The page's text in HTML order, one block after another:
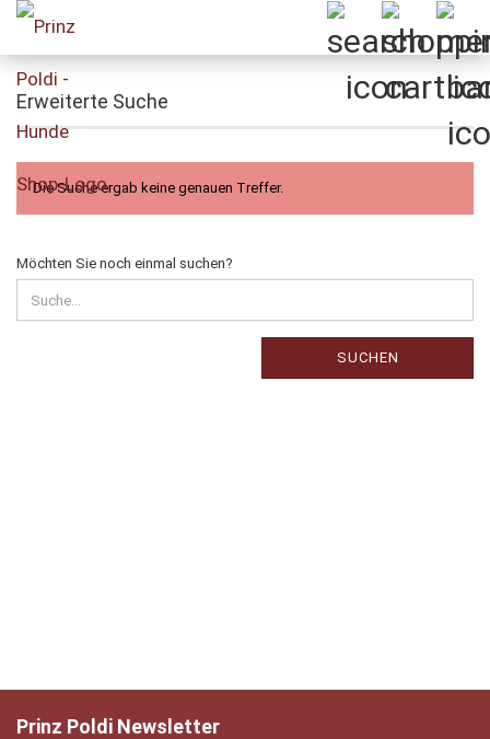
Erweiterte Suche
Die Suche ergab keine genauen Treffer.
MÖCHTEN
SIE
NOCH
EINMAL
Möchten Sie noch einmal suchen?
SUCHEN
Prinz Poldi Newsletter